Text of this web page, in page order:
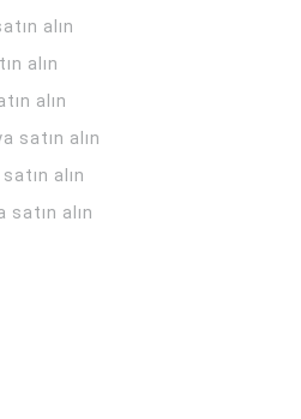
alın
alın
alın
satın alın
alın
satın alın